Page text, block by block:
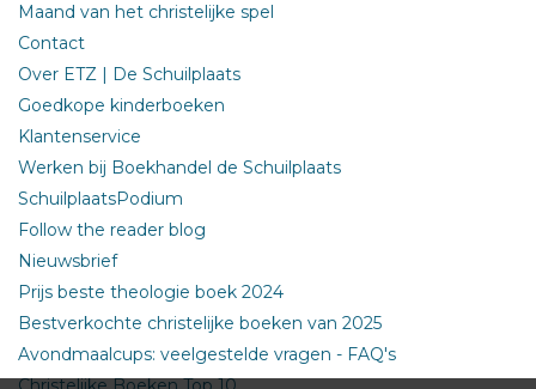
Maand van het christelijke spel
Contact
Over ETZ | De Schuilplaats
Goedkope kinderboeken
Klantenservice
Werken bij Boekhandel de Schuilplaats
SchuilplaatsPodium
Follow the reader blog
Nieuwsbrief
Prijs beste theologie boek 2024
Bestverkochte christelijke boeken van 2025
Avondmaalcups: veelgestelde vragen - FAQ's